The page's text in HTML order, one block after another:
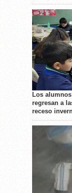
Los
regresan a
receso